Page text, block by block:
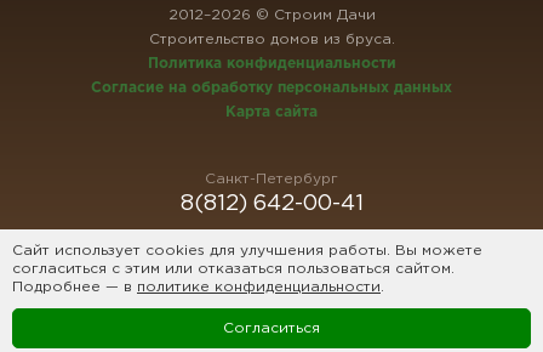
2012–2026 © Строим Дачи
Строительство домов из бруса.
Политика конфиденциальности
Согласие на обработку персональных данных
Карта сайта
Санкт-Петербург
8(812) 642-00-41
Москва
8(495) 640-59-83
Сайт использует cookies для улучшения работы. Вы можете
согласиться с этим или отказаться пользоваться сайтом.
Подробнее — в политике конфиденциальности
Согласиться